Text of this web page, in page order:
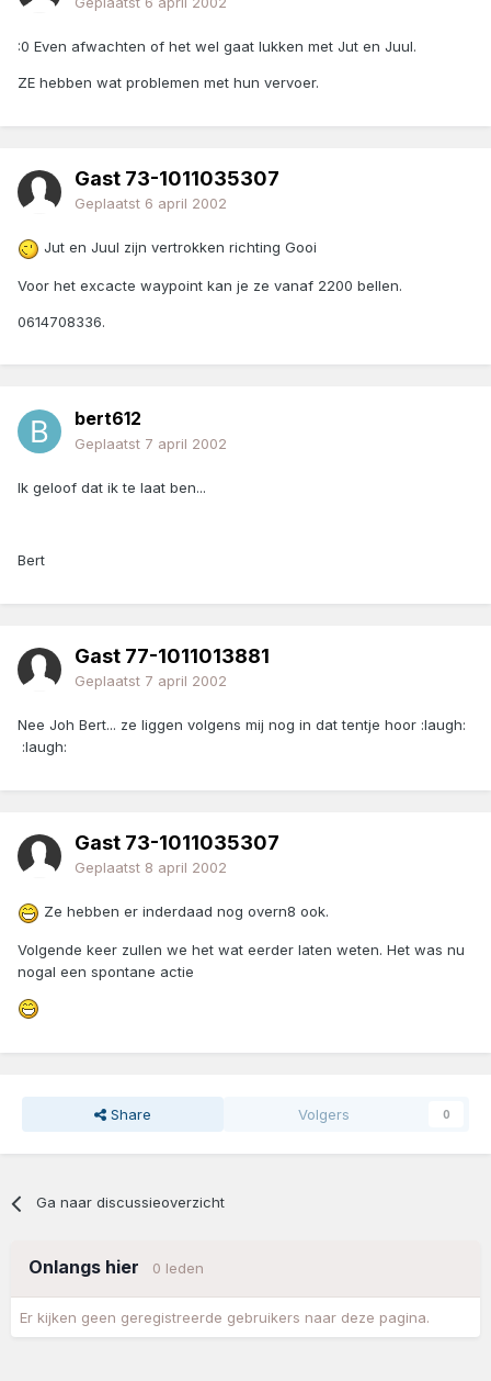
:0 Even afwachten of het wel gaat lukken met Jut en Juul.
ZE hebben wat problemen met hun vervoer.
Gast 73-1011035307
Geplaatst 6 april 2002
Jut en Juul zijn vertrokken richting Gooi
Voor het excacte waypoint kan je ze vanaf 2200 bellen.
0614708336.
bert612
Geplaatst 7 april 2002
Ik geloof dat ik te laat ben...
Bert
Gast 77-1011013881
Geplaatst 7 april 2002
Nee Joh Bert... ze liggen volgens mij nog in dat tentje hoor :laugh:
:laugh:
Gast 73-1011035307
Geplaatst 8 april 2002
Ze hebben er inderdaad nog overn8 ook.
Volgende keer zullen we het wat eerder laten weten. Het was nu
nogal een spontane actie
Share Volgers 0
Ga naar discussieoverzicht
Onlangs hier 0 leden
Er kijken geen geregistreerde gebruikers naar deze pagina.